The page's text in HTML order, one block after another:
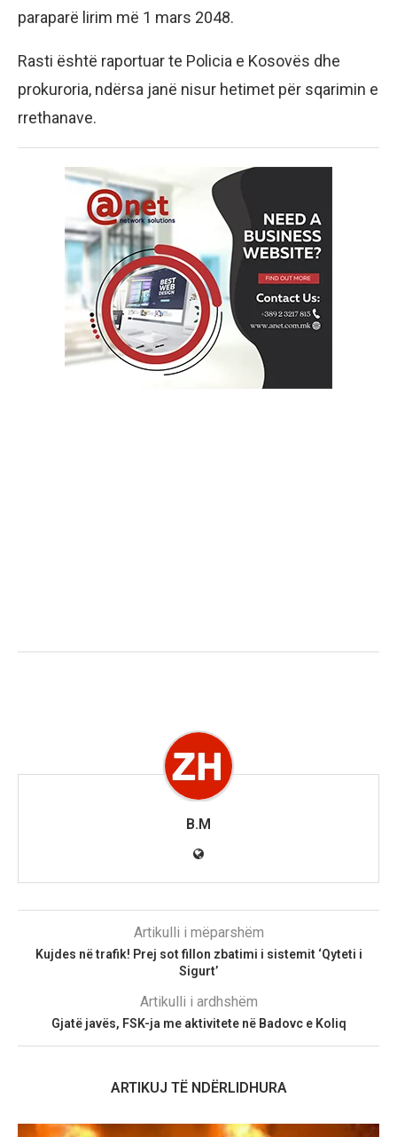
paraparë lirim më 1 mars 2048.
Rasti është raportuar te Policia e Kosovës dhe
prokuroria, ndërsa janë nisur hetimet për sqarimin e
rrethanave.
B.M
Artikulli i mëparshëm
Kujdes në trafik! Prej sot fillon zbatimi i sistemit ‘Qyteti i
Sigurt’
Artikulli i ardhshëm
Gjatë javës, FSK-ja me aktivitete në Badovc e Koliq
ARTIKUJ TË NDËRLIDHURA